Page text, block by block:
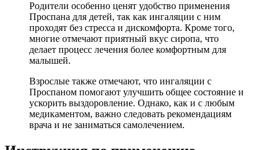
Родители особенно ценят удобство применения
Проспана для детей, так как ингаляции с ним
проходят без стресса и дискомфорта. Кроме того,
многие отмечают приятный вкус сиропа, что
делает процесс лечения более комфортным для
малышей.
Взрослые также отмечают, что ингаляции с
Проспаном помогают улучшить общее состояние и
ускорить выздоровление. Однако, как и с любым
медикаментом, важно следовать рекомендациям
врача и не заниматься самолечением.